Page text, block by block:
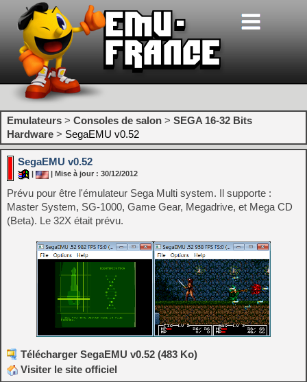
Emulateurs > Consoles de salon > SEGA 16-32 Bits
Hardware > SegaEMU v0.52
SegaEMU v0.52
| Mise à jour : 30/12/2012
Prévu pour être l'émulateur Sega Multi system. Il supporte :
Master System, SG-1000, Game Gear, Megadrive, et Mega CD
(Beta). Le 32X était prévu.
Télécharger SegaEMU v0.52 (483 Ko)
Visiter le site officiel